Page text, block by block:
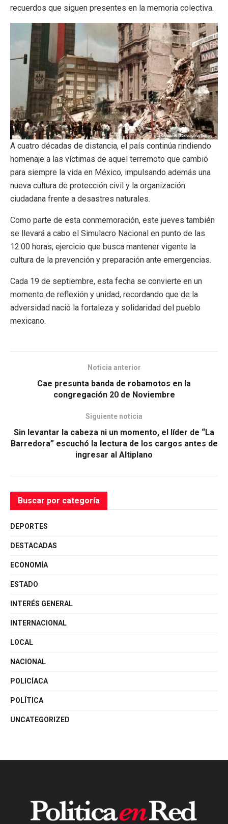
recuerdos que siguen presentes en la memoria colectiva.
A cuatro décadas de distancia, el país continúa rindiendo
homenaje a las víctimas de aquel terremoto que cambió
para siempre la vida en México, impulsando además una
nueva cultura de protección civil y la organización
ciudadana frente a desastres naturales.
Como parte de esta conmemoración, este jueves también
se llevará a cabo el Simulacro Nacional en punto de las
12:00 horas, ejercicio que busca mantener vigente la
cultura de la prevención y preparación ante emergencias.
Cada 19 de septiembre, esta fecha se convierte en un
momento de reflexión y unidad, recordando que de la
adversidad nació la fortaleza y solidaridad del pueblo
mexicano.
Noticia anterior
Cae presunta banda de robamotos en la
congregación 20 de Noviembre
Siguiente noticia
Sin levantar la cabeza ni un momento, el líder de “La
Barredora” escuchó la lectura de los cargos antes de
ingresar al Altiplano
Buscar por categoría
DEPORTES
DESTACADAS
ECONOMÍA
ESTADO
INTERÉS GENERAL
INTERNACIONAL
LOCAL
NACIONAL
POLICÍACA
POLÍTICA
UNCATEGORIZED